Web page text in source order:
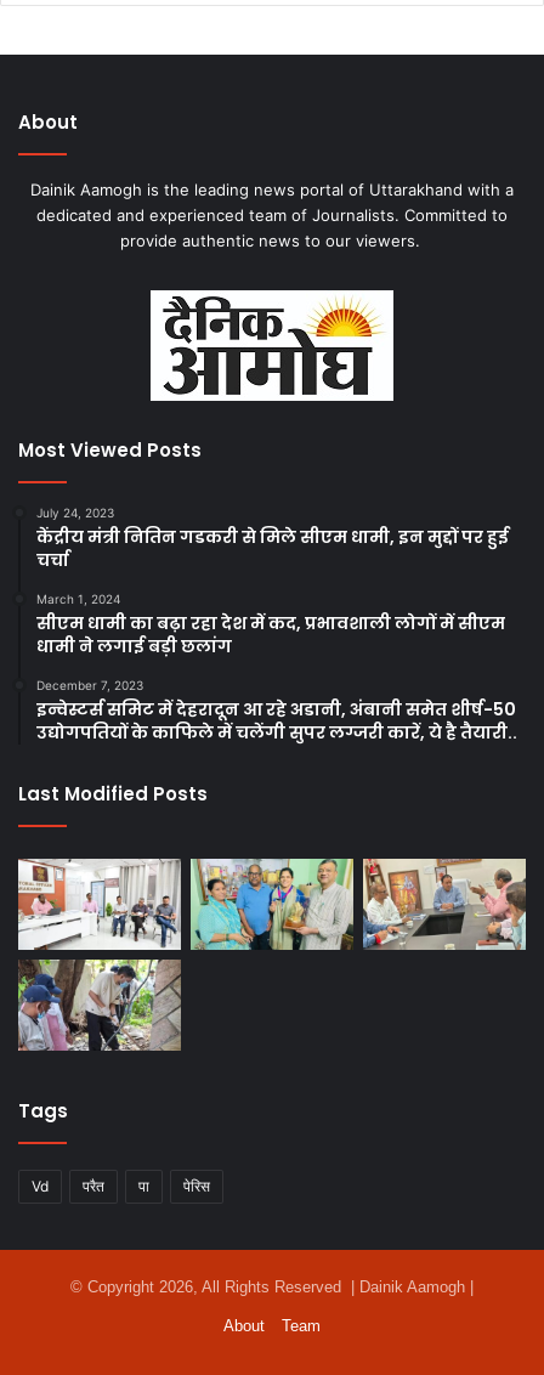
About
Dainik Aamogh is the leading news portal of Uttarakhand with a
dedicated and experienced team of Journalists. Committed to
provide authentic news to our viewers.
Most Viewed Posts
July 24, 2023
केंद्रीय मंत्री नितिन गडकरी से मिले सीएम धामी, इन मुद्दों पर हुई
चर्चा
March 1, 2024
सीएम धामी का बढ़ा रहा देश में कद, प्रभावशाली लोगों में सीएम
धामी ने लगाई बड़ी छलांग
December 7, 2023
इन्वेस्टर्स समिट में देहरादून आ रहे अडानी, अंबानी समेत शीर्ष-50
उद्योगपतियों के काफिले में चलेंगी सुपर लग्जरी कारें, ये है तैयारी..
Last Modified Posts
Tags
Vd परैत पा पेरिस
© Copyright 2026, All Rights Reserved | Dainik Aamogh |
About Team